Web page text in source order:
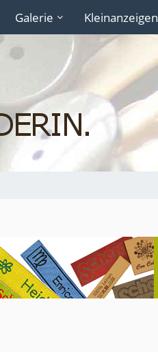
Galerie Kleinanzeigen